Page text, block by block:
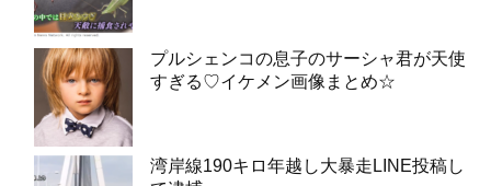
プルシェンコの息子のサーシャ君が天使
すぎる♡イケメン画像まとめ☆
湾岸線190キロ年越し大暴走LINE投稿し